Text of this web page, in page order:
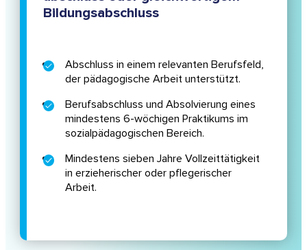
Bildungsabschluss
Abschluss in einem relevanten Berufsfeld,
der pädagogische Arbeit unterstützt.
Berufsabschluss und Absolvierung eines
mindestens 6-wöchigen Praktikums im
sozialpädagogischen Bereich.
Mindestens sieben Jahre Vollzeittätigkeit
in erzieherischer oder pflegerischer
Arbeit.